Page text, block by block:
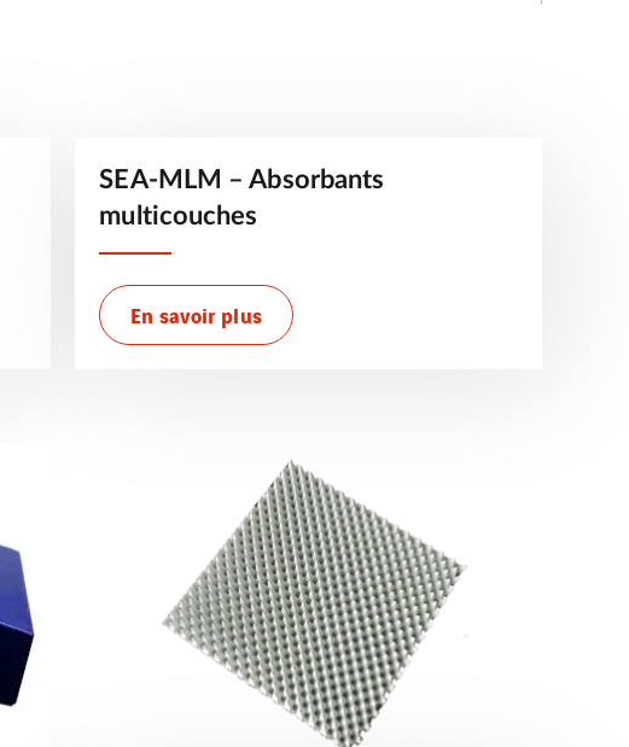
SEA-MLM – Absorbants
multicouches
En savoir plus